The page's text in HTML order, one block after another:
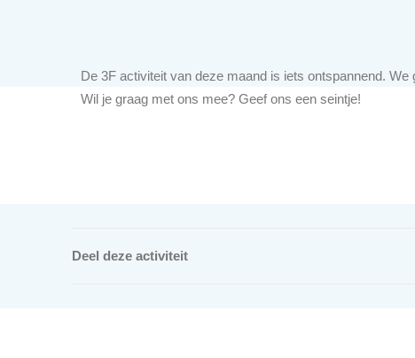
De 3F activiteit van deze maand is iets ontspannend.
Wil je graag met ons mee? Geef ons een seintje!
Deel deze activiteit